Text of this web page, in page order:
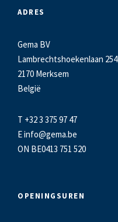
ADRES
Gema BV
Lambrechtshoekenlaan 254
2170 Merksem
België
T +32 3 375 97 47
Einfo@gema.be
ON BE0413 751 520
OPENINGSUREN